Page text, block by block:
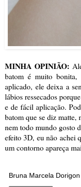
MINHA OPINIÃO:
batom é muito bonita,
aplicado, ele deixa a
lábios ressecados
e de fácil aplicação.
batom que se diz matte,
nem todo mundo gosto
efeito 3D, eu não achei
um contorno apareça
Bruna Marcela Dorigon